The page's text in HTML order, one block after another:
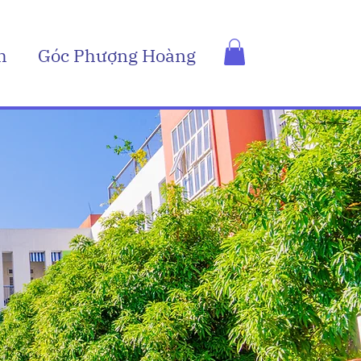
Góc Phượng Hoàng